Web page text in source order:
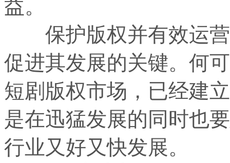
益。
保护版权并有效运营
促进其发展的关键。何
短剧版权市场，已经建
是在迅猛发展的同时也
行业又好又快发展。